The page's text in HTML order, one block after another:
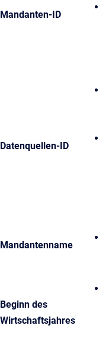
Mandanten-ID
Datenquellen-ID
Mandantenname
Beginn des
Wirtschaftsjahres